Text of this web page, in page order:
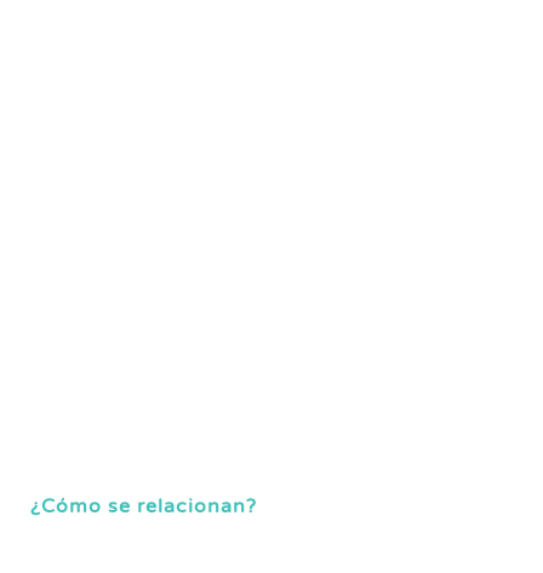
¿Cómo se relacionan?